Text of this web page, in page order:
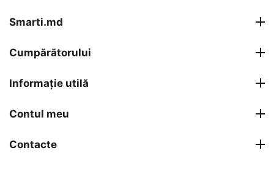
Smarti.md
Cumpărătorului
Informație utilă
Contul meu
Contacte